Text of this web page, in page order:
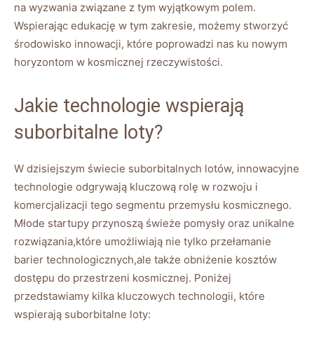
na wyzwania ‍związane z tym ⁣wyjątkowym polem.
Wspierając edukację w tym⁣ zakresie,⁢ możemy ⁤stworzyć
środowisko innowacji, które poprowadzi‍ nas ku nowym⁢
horyzontom w kosmicznej rzeczywistości.
Jakie technologie wspierają‌
suborbitalne loty?
W dzisiejszym świecie suborbitalnych lotów, innowacyjne
technologie odgrywają kluczową rolę w rozwoju i
komercjalizacji ‍tego segmentu przemysłu kosmicznego.​
Młode startupy przynoszą świeże pomysły oraz ‍unikalne
rozwiązania,które umożliwiają nie tylko przełamanie
barier‍ technologicznych,ale także ⁤obniżenie‍ kosztów
dostępu do przestrzeni kosmicznej.​ Poniżej
⁤przedstawiamy kilka ‍kluczowych ​technologii, które
wspierają​ suborbitalne loty: